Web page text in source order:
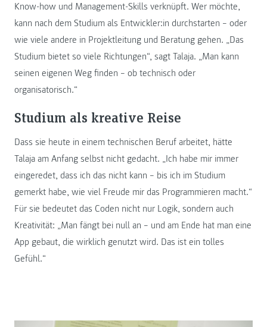
Know-how und Management-Skills verknüpft. Wer möchte,
kann nach dem Studium als Entwickler:in durchstarten – oder
wie viele andere in Projektleitung und Beratung gehen. „Das
Studium bietet so viele Richtungen“, sagt Talaja. „Man kann
seinen eigenen Weg finden – ob technisch oder
organisatorisch.“
Studium als kreative Reise
Dass sie heute in einem technischen Beruf arbeitet, hätte
Talaja am Anfang selbst nicht gedacht. „Ich habe mir immer
eingeredet, dass ich das nicht kann – bis ich im Studium
gemerkt habe, wie viel Freude mir das Programmieren macht.“
Für sie bedeutet das Coden nicht nur Logik, sondern auch
Kreativität: „Man fängt bei null an – und am Ende hat man eine
App gebaut, die wirklich genutzt wird. Das ist ein tolles
Gefühl.“